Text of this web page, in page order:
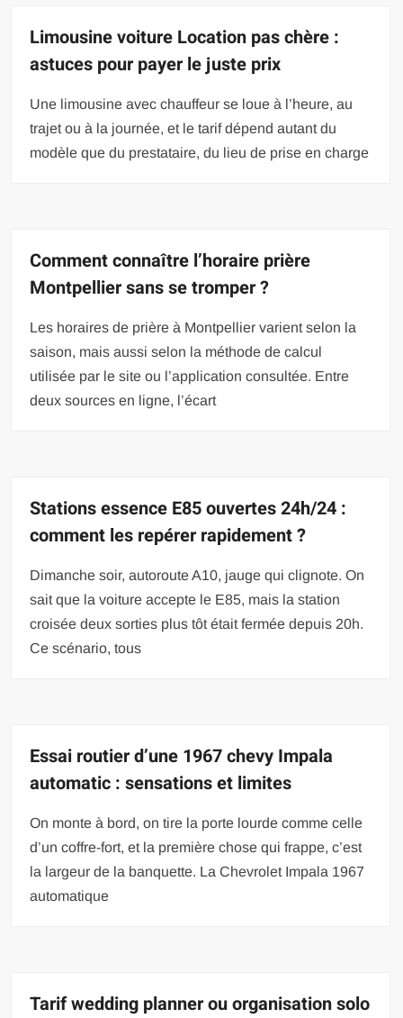
Limousine voiture Location pas chère :
astuces pour payer le juste prix
Une limousine avec chauffeur se loue à l’heure, au
trajet ou à la journée, et le tarif dépend autant du
modèle que du prestataire, du lieu de prise en charge
Comment connaître l’horaire prière
Montpellier sans se tromper ?
Les horaires de prière à Montpellier varient selon la
saison, mais aussi selon la méthode de calcul
utilisée par le site ou l’application consultée. Entre
deux sources en ligne, l’écart
Stations essence E85 ouvertes 24h/24 :
comment les repérer rapidement ?
Dimanche soir, autoroute A10, jauge qui clignote. On
sait que la voiture accepte le E85, mais la station
croisée deux sorties plus tôt était fermée depuis 20h.
Ce scénario, tous
Essai routier d’une 1967 chevy Impala
automatic : sensations et limites
On monte à bord, on tire la porte lourde comme celle
d’un coffre-fort, et la première chose qui frappe, c’est
la largeur de la banquette. La Chevrolet Impala 1967
automatique
Tarif wedding planner ou organisation solo